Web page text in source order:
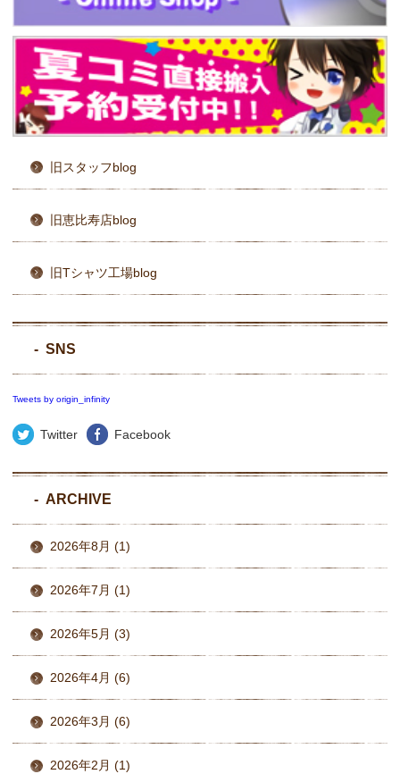
旧スタッフblog
旧恵比寿店blog
旧Tシャツ工場blog
SNS
Tweets by origin_infinity
Twitter Facebook
ARCHIVE
2026年8月 (1)
2026年7月 (1)
2026年5月 (3)
2026年4月 (6)
2026年3月 (6)
2026年2月 (1)